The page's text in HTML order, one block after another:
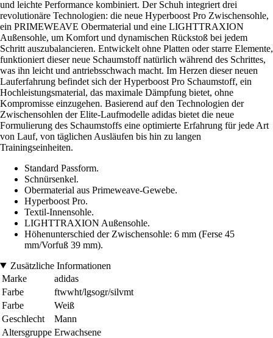
und leichte Performance kombiniert. Der Schuh integriert drei
revolutionäre Technologien: die neue Hyperboost Pro Zwischensohle,
ein PRIMEWEAVE Obermaterial und eine LIGHTTRAXION
Außensohle, um Komfort und dynamischen Rückstoß bei jedem
Schritt auszubalancieren. Entwickelt ohne Platten oder starre Elemente,
funktioniert dieser neue Schaumstoff natürlich während des Schrittes,
was ihn leicht und antriebsschwach macht. Im Herzen dieser neuen
Lauferfahrung befindet sich der Hyperboost Pro Schaumstoff, ein
Hochleistungsmaterial, das maximale Dämpfung bietet, ohne
Kompromisse einzugehen. Basierend auf den Technologien der
Zwischensohlen der Elite-Laufmodelle adidas bietet die neue
Formulierung des Schaumstoffs eine optimierte Erfahrung für jede Art
von Lauf, von täglichen Ausläufen bis hin zu langen
Trainingseinheiten.
Standard Passform.
Schnürsenkel.
Obermaterial aus Primeweave-Gewebe.
Hyperboost Pro.
Textil-Innensohle.
LIGHTTRAXION Außensohle.
Höhenunterschied der Zwischensohle: 6 mm (Ferse 45
mm/Vorfuß 39 mm).
Zusätzliche Informationen
Marke
adidas
Farbe
ftwwht/lgsogr/silvmt
Farbe
Weiß
Geschlecht
Mann
Altersgruppe Erwachsene